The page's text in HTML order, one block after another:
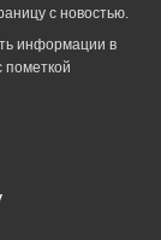
с новостью.
информации в
пометкой